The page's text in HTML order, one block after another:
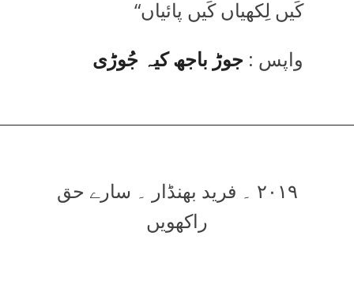
کَیں لِکھیاں کَیں پائیاں“
واپس : جوڑ باجھ کیہ جُوڑی
۲۰۱۹ ۔ فرید بھنڈار ۔ سارے حق
راکھویں